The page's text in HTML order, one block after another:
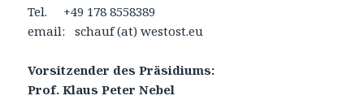
Tel. +49 178 8558389
email: schauf (at) westost.eu
Vorsitzender des Präsidiums:
Prof. Klaus Peter Nebel